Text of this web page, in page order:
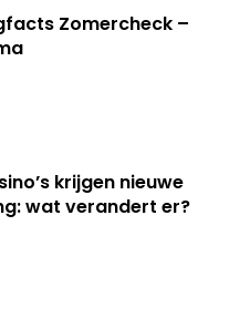
Zomercheck –
krijgen nieuwe
wat verandert er?